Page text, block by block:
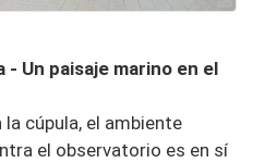
Un paisaje marino en el
cúpula, el ambiente
el observatorio es en sí